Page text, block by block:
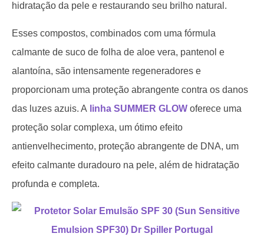
hidratação da pele e restaurando seu brilho natural.
Esses compostos, combinados com uma fórmula
calmante de suco de folha de aloe vera, pantenol e
alantoína, são intensamente regeneradores e
proporcionam uma proteção abrangente contra os danos
das luzes azuis. A linha SUMMER GLOW oferece uma
proteção solar complexa, um ótimo efeito
antienvelhecimento, proteção abrangente de DNA, um
efeito calmante duradouro na pele, além de hidratação
profunda e completa.